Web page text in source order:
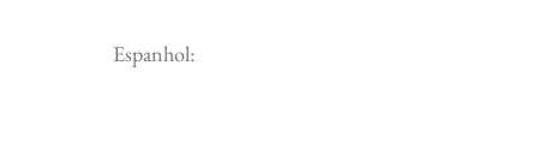
Espanhol: